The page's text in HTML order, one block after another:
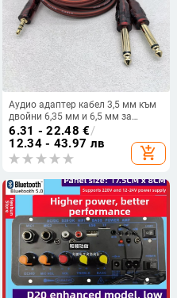
Аудио адаптер кабел 3,5 мм към
двойни 6,35 мм и 6,5 мм за
миксер
6.31 - 22.48 €/
12.34 - 43.97 лв
add_shopping_cart